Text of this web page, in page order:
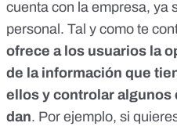
cuenta con la empresa, ya
personal. Tal y como te
ofrece a los usuarios la
de la información que
ellos y controlar algunos
dan. Por ejemplo, si